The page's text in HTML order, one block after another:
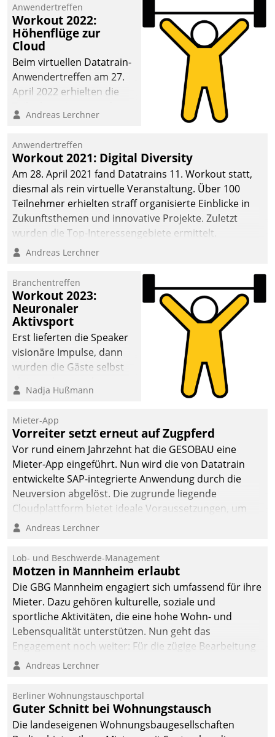
Mammutprojekte
meistern und Workloads
wuppen – bei zunehmend
anspruchsvollen
Aufgaben und
abnehmendem
Anwendertreffen
Workout 2022:
Höhenflüge zur
Cloud
Beim virtuellen Datatrain-
Anwendertreffen am 27.
April 2022 erhielten die
Teilnehmer kurzweilige
Cloud-Strategien und -
Lösungen mit hohem
Zukunftspotenzial.
Andreas Lerchner
Anwendertreffen
Workout 2021: Digital Diversity
Am 28. April 2021 fand Datatrains 11. Workout statt,
diesmal als rein virtuelle Veranstaltung. Über 100
Teilnehmer erhielten straff organisierte Einblicke in
Zukunftsthemen und innovative Projekte. Zuletzt
wurden die Top-Interessengebiete ermittelt.
Andreas Lerchner
Branchentreffen
Workout 2023:
Neuronaler
Aktivsport
Erst lieferten die Speaker
visionäre Impulse, dann
wurden die Gäste selbst
methodisch
Quartier. Dazwischen
zeigte Datatrain, was es
Neues zu bieten hat.
Nadja Hußmann
Mieter-App
Vorreiter setzt erneut auf Zugpferd
Vor rund einem Jahrzehnt hat die GESOBAU eine
Mieter-App eingeführt. Nun wird die von Datatrain
entwickelte SAP-integrierte Anwendung durch die
Neuversion abgelöst. Die zugrunde liegende
Cloudplattform bietet ideale Voraussetzungen, um
die Funktionalität der App zu erweitern und weitere
integrieren.
Andreas Lerchner
Lob- und Beschwerde-Management
Motzen in Mannheim erlaubt
Die GBG Mannheim engagiert sich umfassend für ihre
Mieter. Dazu gehören kulturelle, soziale und
sportliche Aktivitäten, die eine hohe Wohn- und
Lebensqualität unterstützen. Nun geht das
Engagement noch weiter: Für die zügige Bearbeitung
von Beschwerden – oder Lob – richtet das
und Beschwerde-Management einen eigenen Kanal
ein.
Andreas Lerchner
Berliner Wohnungstauschportal
Guter Schnitt bei Wohnungstausch
Die landeseigenen Wohnungsbaugesellschaften